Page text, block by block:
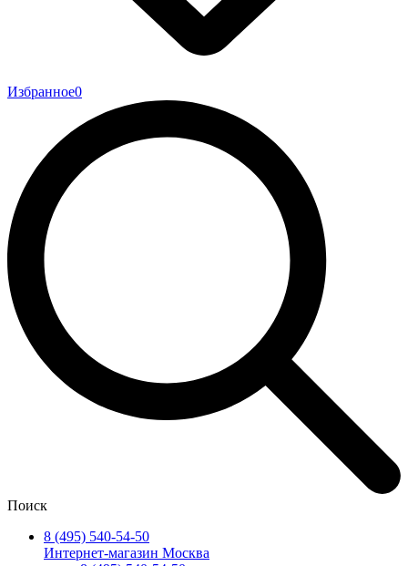
Избранное0
Поиск
8 (495) 540-54-50
Интернет-магазин Москва